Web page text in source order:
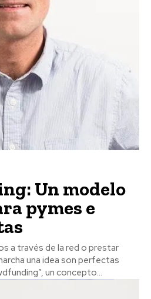
Un modelo
pymes e
a través de la red o prestar
una idea son perfectas
un concepto...